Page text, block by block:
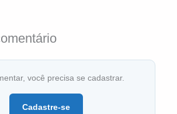
você precisa se cadastrar.
Cadastre-se